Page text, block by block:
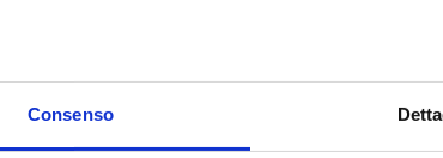
Consenso
barbatelle che, nel giorno
andranno “in adozione” con
delegazione pugliese delle